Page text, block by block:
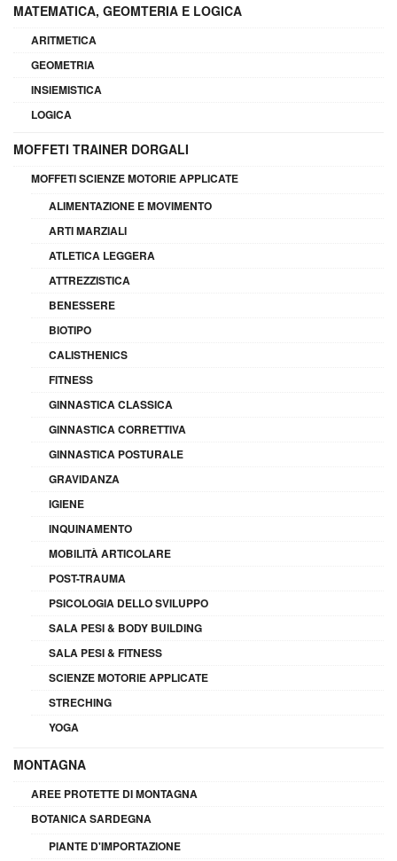
MATEMATICA, GEOMTERIA E LOGICA
ARITMETICA
GEOMETRIA
INSIEMISTICA
LOGICA
MOFFETI TRAINER DORGALI
MOFFETI SCIENZE MOTORIE APPLICATE
ALIMENTAZIONE E MOVIMENTO
ARTI MARZIALI
ATLETICA LEGGERA
ATTREZZISTICA
BENESSERE
BIOTIPO
CALISTHENICS
FITNESS
GINNASTICA CLASSICA
GINNASTICA CORRETTIVA
GINNASTICA POSTURALE
GRAVIDANZA
IGIENE
INQUINAMENTO
MOBILITÀ ARTICOLARE
POST-TRAUMA
PSICOLOGIA DELLO SVILUPPO
SALA PESI & BODY BUILDING
SALA PESI & FITNESS
SCIENZE MOTORIE APPLICATE
STRECHING
YOGA
MONTAGNA
AREE PROTETTE DI MONTAGNA
BOTANICA SARDEGNA
PIANTE D'IMPORTAZIONE